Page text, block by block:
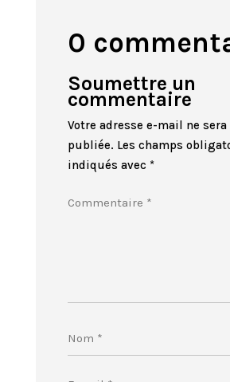
0
Soumettre un
commentaire
Votre adresse e-mail ne sera
publiée. Les champs
indiqués avec *